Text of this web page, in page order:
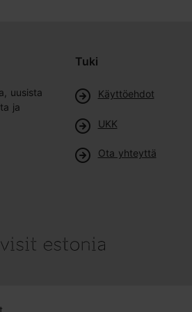
uusista
ja
Tuki
Käyttöehdot
UKK
Ota yhteyttä